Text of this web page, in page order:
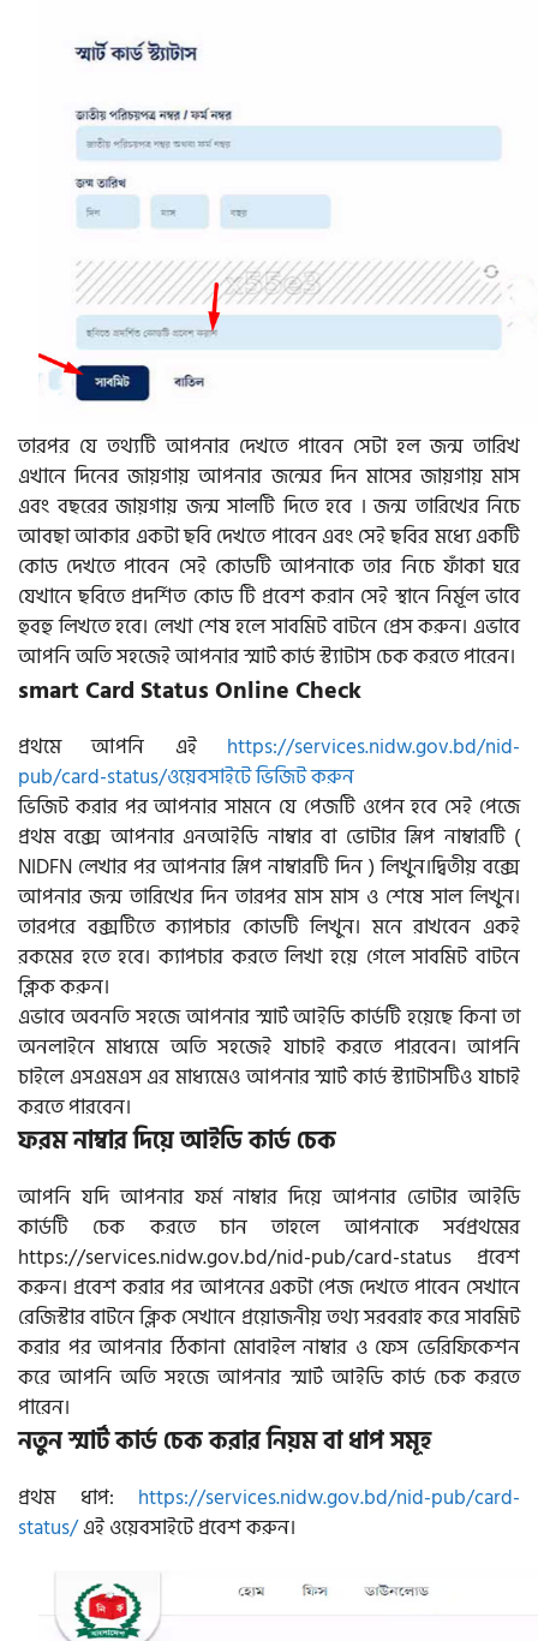
তারপর যে তথ্যটি আপনার দেখতে পাবেন সেটা হল জন্ম তারিখ
এখানে দিনের জায়গায় আপনার জন্মের দিন মাসের জায়গায় মাস
এবং বছরের জায়গায় জন্ম সালটি দিতে হবে । জন্ম তারিখের নিচে
আবছা আকার একটা ছবি দেখতে পাবেন এবং সেই ছবির মধ্যে একটি
কোড দেখতে পাবেন সেই কোডটি আপনাকে তার নিচে ফাঁকা ঘরে
যেখানে ছবিতে প্রদর্শিত কোড টি প্রবেশ করান সেই স্থানে নির্মূল ভাবে
হুবহু লিখতে হবে। লেখা শেষ হলে সাবমিট বাটনে প্রেস করুন। এভাবে
আপনি অতি সহজেই আপনার স্মার্ট কার্ড স্ট্যাটাস চেক করতে পারেন।
smart Card Status Online Check
প্রথমে আপনি এই https://services.nidw.gov.bd/nid-
pub/card-status/ওয়েবসাইটে ভিজিট করুন
ভিজিট করার পর আপনার সামনে যে পেজটি ওপেন হবে সেই পেজে
প্রথম বক্সে আপনার এনআইডি নাম্বার বা ভোটার স্লিপ নাম্বারটি (
NIDFN লেখার পর আপনার স্লিপ নাম্বারটি দিন ) লিখুন।দ্বিতীয় বক্সে
আপনার জন্ম তারিখের দিন তারপর মাস মাস ও শেষে সাল লিখুন।
তারপরে বক্সটিতে ক্যাপচার কোডটি লিখুন। মনে রাখবেন একই
রকমের হতে হবে। ক্যাপচার করতে লিখা হয়ে গেলে সাবমিট বাটনে
ক্লিক করুন।
এভাবে অবনতি সহজে আপনার স্মার্ট আইডি কার্ডটি হয়েছে কিনা তা
অনলাইনে মাধ্যমে অতি সহজেই যাচাই করতে পারবেন। আপনি
চাইলে এসএমএস এর মাধ্যমেও আপনার স্মার্ট কার্ড স্ট্যাটাসটিও যাচাই
করতে পারবেন।
ফরম নাম্বার দিয়ে আইডি কার্ড চেক
আপনি যদি আপনার ফর্ম নাম্বার দিয়ে আপনার ভোটার আইডি
কার্ডটি চেক করতে চান তাহলে আপনাকে সর্বপ্রথমের
https://services.nidw.gov.bd/nid-pub/card-status প্রবেশ
করুন। প্রবেশ করার পর আপনের একটা পেজ দেখতে পাবেন সেখানে
রেজিস্টার বাটনে ক্লিক সেখানে প্রয়োজনীয় তথ্য সরবরাহ করে সাবমিট
করার পর আপনার ঠিকানা মোবাইল নাম্বার ও ফেস ভেরিফিকেশন
করে আপনি অতি সহজে আপনার স্মার্ট আইডি কার্ড চেক করতে
পারেন।
নতুন স্মার্ট কার্ড চেক করার নিয়ম বা ধাপ সমূহ
প্রথম ধাপ: https://services.nidw.gov.bd/nid-pub/card-
status/এই ওয়েবসাইটে প্রবেশ করুন।